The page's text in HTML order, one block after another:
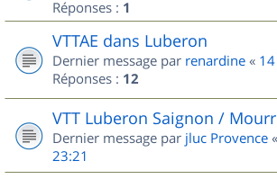
Réponses : 1
VTTAE dans Luberon
Dernier message par renardine «
Réponses : 12
VTT Luberon Saignon /
Dernier message par jluc Provence «
23:21